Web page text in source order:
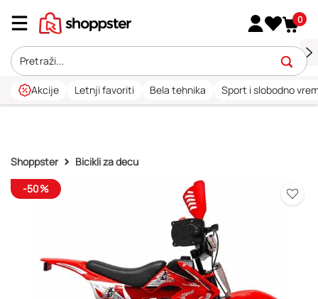
0
Akcije Letnji favoriti Bela tehnika Sport i slobodno
Shoppster
Bicikli za decu
-50%